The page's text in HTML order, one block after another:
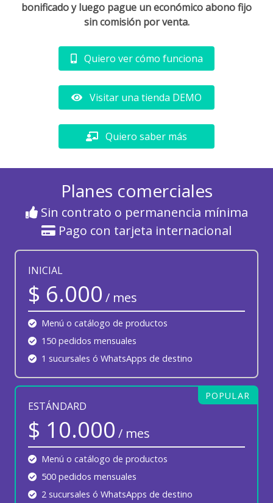
bonificado y luego pague un económico abono fijo
sin comisión por venta.
Quiero ver cómo funciona
Visitar una tienda DEMO
Quiero saber más
Planes comerciales
Sin contrato o permanencia mínima
Pago con tarjeta internacional
INICIAL
$ 6.000 / mes
Menú o catálogo de productos
150 pedidos mensuales
1 sucursales ó WhatsApps de destino
POPULAR
ESTÁNDARD
$ 10.000 / mes
Menú o catálogo de productos
500 pedidos mensuales
2 sucursales ó WhatsApps de destino